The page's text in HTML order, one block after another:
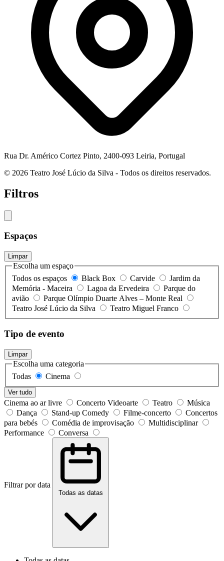
Rua Dr. Américo Cortez Pinto, 2400-093 Leiria, Portugal
© 2026 Teatro José Lúcio da Silva - Todos os direitos reservados.
Filtros
Espaços
Limpar
Escolha um espaço
Todos os espaços
Black Box Carvide
Jardim da
Memória - Maceira
Lagoa da Ervedeira
Parque do
avião
Parque Olímpio Duarte Alves – Monte Real
Teatro José Lúcio da Silva
Teatro Miguel Franco
Tipo de evento
Limpar
Escolha uma categoria
Todas
Cinema
Ver tudo
Cinema ao ar livre Concerto Videoarte Teatro
Música
Dança
Stand-up Comedy Filme-concerto
Concertos
para bebés
Comédia de improvisação
Multidisciplinar
Performance
Conversa
Filtrar por data
Todas as datas